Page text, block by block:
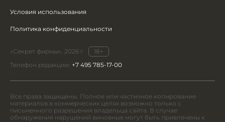
Условия использования
Политика конфиденциальности
«Секрет фирмы», 2026 г.
18+
Телефон редакции: +7 495 785-17-00
Все права защищены. Полное или частичное копирование
материалов в коммерческих целях возможно только с
письменного разрешения владельца сайта. В случае
обнаружения нарушений виновные могут быть привлечены к